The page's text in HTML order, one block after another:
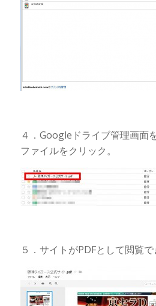
４．Googleドライブ管理画面
ファイルをクリック。
５．サイトがPDFとして閲覧で